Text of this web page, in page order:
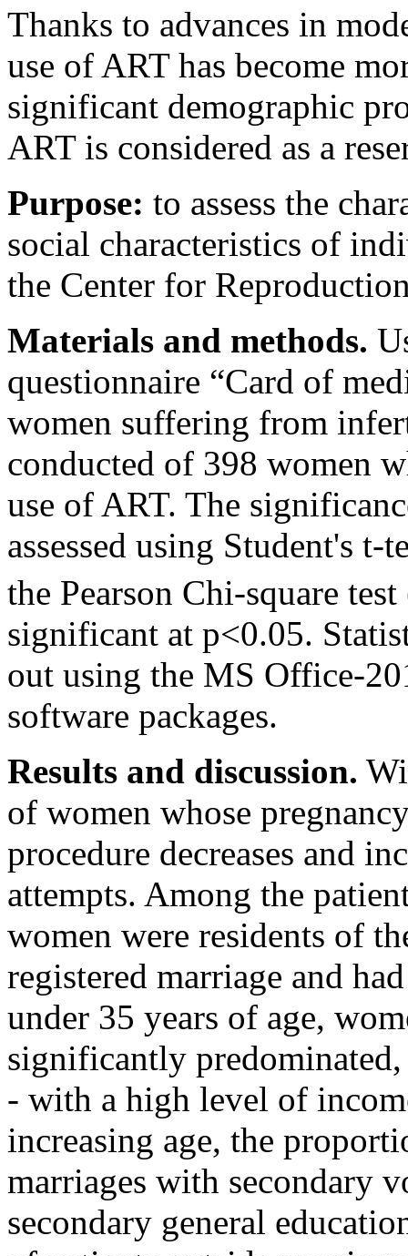
Thanks to advances in
use of ART has become
significant demographic
ART is considered as a
Purpose: to assess the
social characteristics of
the Center for
Materials and methods.
questionnaire “Card of
women suffering from
conducted of 398 women
use of ART. The
assessed using Student's
the Pearson Chi-square test
significant at p<0.05.
out using the MS Office-
software packages.
Results and discussion.
of women whose
procedure decreases and
attempts. Among the
women were residents of
registered marriage and
under 35 years of age,
significantly
- with a high level of
increasing age, the
marriages with secondary
secondary general